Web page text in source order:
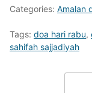
Categories: Amalan
Tags: doa hari rabu,
sahifah sajjadiyah